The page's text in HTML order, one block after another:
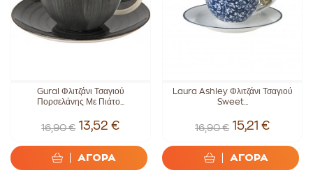
Gural Φλιτζάνι Τσαγιού
Πορσελάνης Με Πιάτο...
16,90 € 13,52 €
ΑΓΟΡΑ
Laura Ashley Φλιτζάνι Τσαγιού
Sweet...
16,90 € 15,21 €
ΑΓΟΡΑ